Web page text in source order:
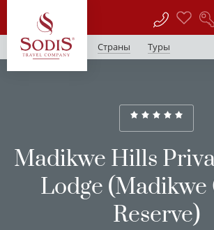
Страны Туры
Madikwe Hills
Lodge (Madikwe
Reserve)